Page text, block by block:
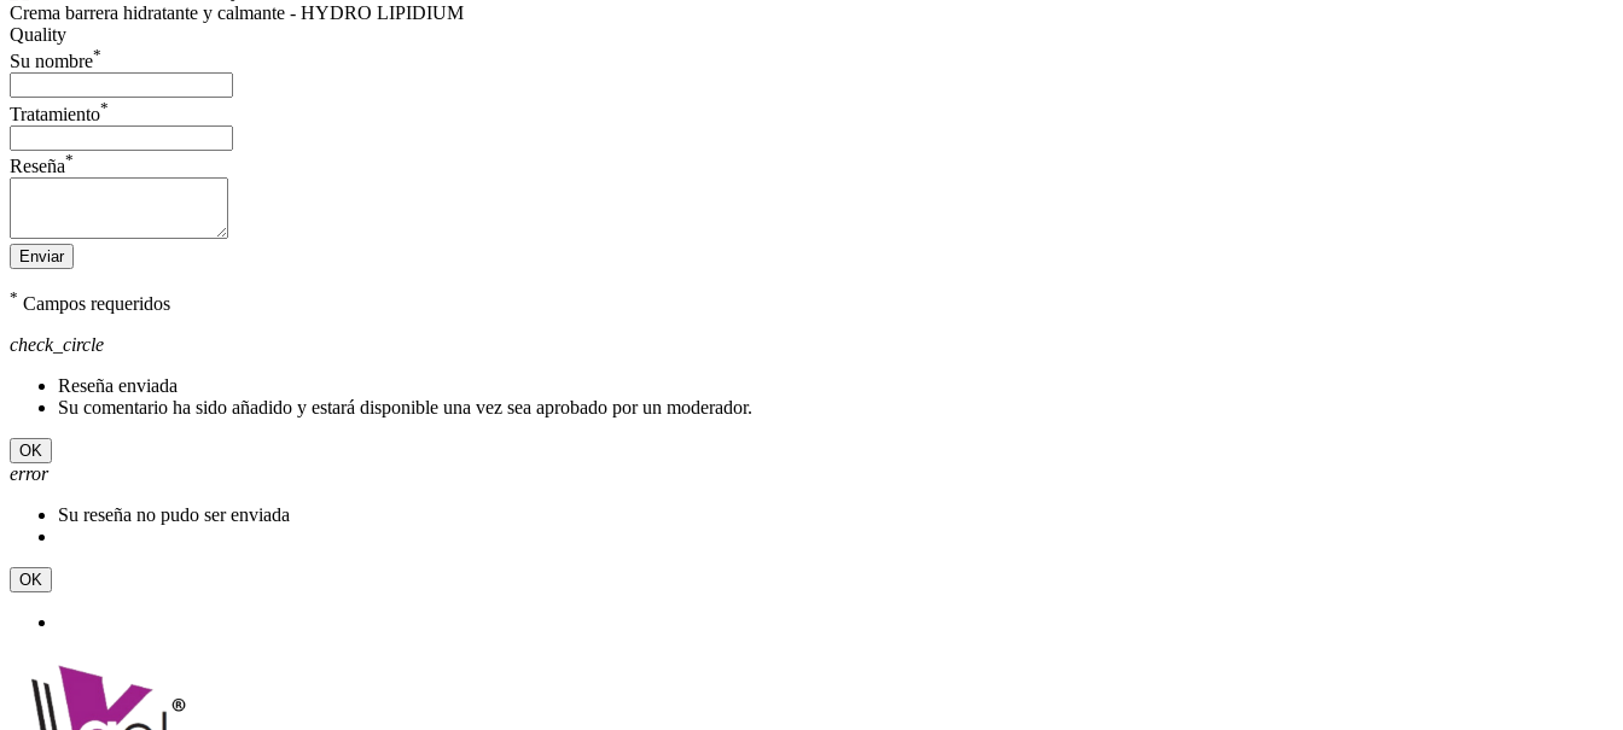
Crema barrera hidratante y calmante - HYDRO LIPIDIUM
Quality
Su nombre*
Tratamiento*
Reseña*
Enviar
* Campos requeridos
check_circle
Reseña enviada
Su comentario ha sido añadido y estará disponible una vez sea aprobado por un moderador.
OK
error
Su reseña no pudo ser enviada
OK